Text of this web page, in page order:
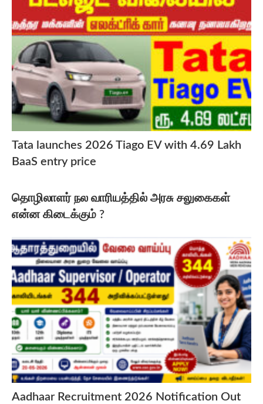
Tata launches 2026 Tiago EV with 4.69 Lakh
BaaS entry price
தொழிலாளர் நல வாரியத்தில் அரசு சலுகைகள்
என்ன கிடைக்கும் ?
Aadhaar Recruitment 2026 Notification Out